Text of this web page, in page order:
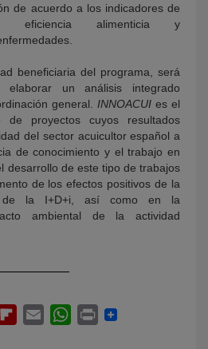
de acuerdo a los indicadores de
eficiencia alimenticia y
beneficiaria del programa, será
elaborar un análisis integrado
general. INNOACUI es el
proyectos cuyos resultados
del sector acuicultor español a
de conocimiento y el trabajo en
desarrollo de este tipo de trabajos
de los efectos positivos de la
de la I+D+i, así como en la
ambiental de la actividad